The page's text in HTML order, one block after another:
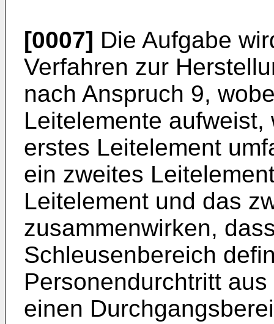
[0007] Die Aufgabe
Verfahren zur
nach Anspruch 9,
Leitelemente
erstes Leitelement
ein zweites
Leitelement und das
zusammenwirken,
Schleusenbereich
Personendurchtritt
einen